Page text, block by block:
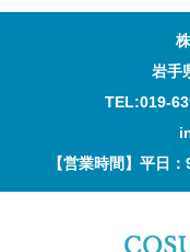
岩手
TEL:019-
【営業時間】平日